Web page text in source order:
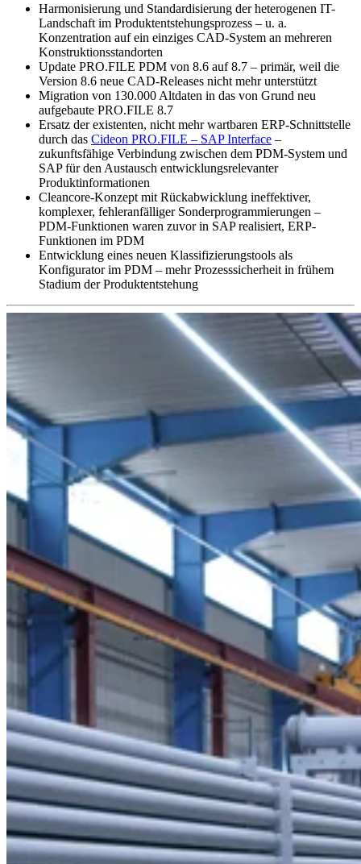
Harmonisierung und Standardisierung der heterogenen IT-
Landschaft im Produktentstehungsprozess – u. a.
Konzentration auf ein einziges CAD-System an mehreren
Konstruktionsstandorten
Update PRO.FILE PDM von 8.6 auf 8.7 – primär, weil die
Version 8.6 neue CAD-Releases nicht mehr unterstützt
Migration von 130.000 Altdaten in das von Grund neu
aufgebaute PRO.FILE 8.7
Ersatz der existenten, nicht mehr wartbaren ERP-Schnittstelle
durch das Cideon PRO.FILE – SAP Interface –
zukunftsfähige Verbindung zwischen dem PDM-System und
SAP für den Austausch entwicklungsrelevanter
Produktinformationen
Cleancore-Konzept mit Rückabwicklung ineffektiver,
komplexer, fehleranfälliger Sonderprogrammierungen –
PDM-Funktionen waren zuvor in SAP realisiert, ERP-
Funktionen im PDM
Entwicklung eines neuen Klassifizierungstools als
Konfigurator im PDM – mehr Prozesssicherheit in frühem
Stadium der Produktentstehung